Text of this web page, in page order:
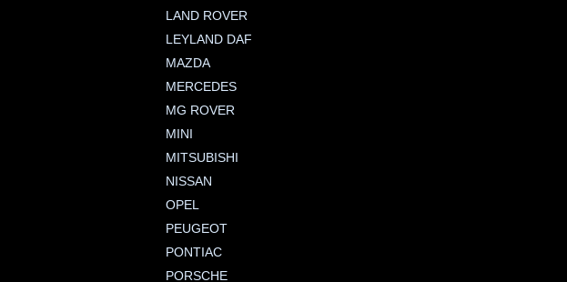
LAND ROVER
LEYLAND DAF
MAZDA
MERCEDES
MG ROVER
MINI
MITSUBISHI
NISSAN
OPEL
PEUGEOT
PONTIAC
PORSCHE